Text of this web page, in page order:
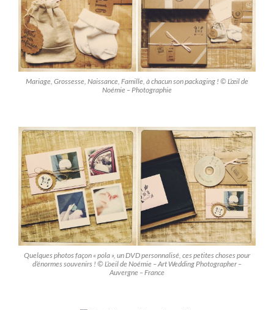
Mariage, Grossesse, Naissance, Famille, à chacun son packaging ! © L’œil de
Noémie – Photographie
Quelques photos façon « pola », un DVD personnalisé, ces petites choses pour
d’énormes souvenirs ! © L’oeil de Noémie – Art Wedding Photographer –
Auvergne – France